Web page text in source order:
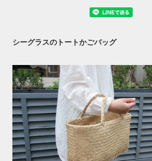
シーグラスのトートかごバッグ